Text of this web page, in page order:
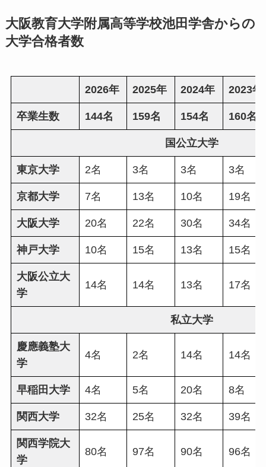
大阪教育大学附属高等学校池田学舎からの
大学合格者数
2026年 2025年 2024年 2023年
卒業生数 144名 159名 154名 160名
国公立大学
東京大学 2名 3名 3名 3名
京都大学 7名 13名 10名 19名
大阪大学 20名 22名 30名 34名
神戸大学 10名 15名 13名 15名
大阪公立大
学
14名 14名 13名 17名
私立大学
慶應義塾大
学
4名 2名 14名 14名
早稲田大学 4名 5名 20名 8名
関西大学 32名 25名 32名 39名
関西学院大
学
80名 97名 90名 96名